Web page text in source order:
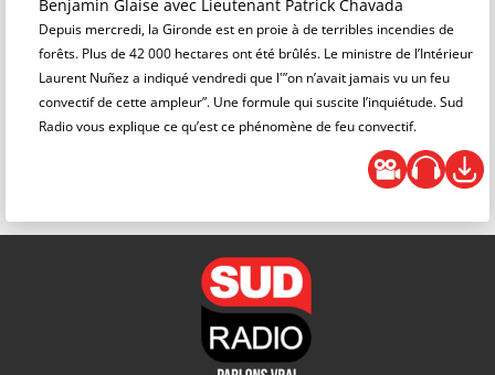
Benjamin Glaise avec Lieutenant Patrick Chavada
Depuis mercredi, la Gironde est en proie à de terribles incendies de
forêts. Plus de 42 000 hectares ont été brûlés. Le ministre de l’Intérieur
Laurent Nuñez a indiqué vendredi que l'”on n’avait jamais vu un feu
convectif de cette ampleur”. Une formule qui suscite l’inquiétude. Sud
Radio vous explique ce qu’est ce phénomène de feu convectif.